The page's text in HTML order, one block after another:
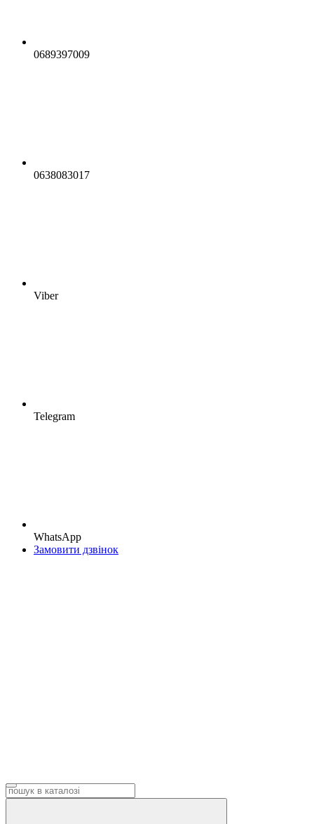
0689397009
0638083017
Viber
Telegram
WhatsApp
Замовити дзвінок